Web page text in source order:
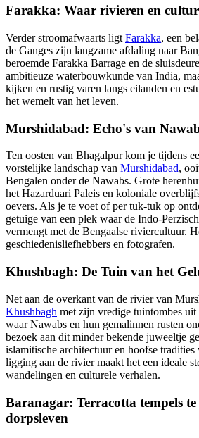
Farakka: Waar rivieren en
Verder stroomafwaarts ligt Farakka, een
de Ganges zijn langzame afdaling naar
beroemde Farakka Barrage en de
ambitieuze waterbouwkunde van India,
kijken en rustig varen langs eilanden en
het wemelt van het leven.
Murshidabad: Echo's van
Ten oosten van Bhagalpur kom je tijdens
vorstelijke landschap van Murshidabad,
Bengalen onder de Nawabs. Grote
het Hazarduari Paleis en koloniale
oevers. Als je te voet of per tuk-tuk op
getuige van een plek waar de Indo-
vermengt met de Bengaalse riviercultuur.
geschiedenisliefhebbers en fotografen.
Khushbagh: De Tuin van het
Net aan de overkant van de rivier van
Khushbagh met zijn vredige tuintombes
waar Nawabs en hun gemalinnen rusten
bezoek aan dit minder bekende juweeltje
islamitische architectuur en hoofse
ligging aan de rivier maakt het een ideale
wandelingen en culturele verhalen.
Baranagar: Terracotta tempels
dorpsleven